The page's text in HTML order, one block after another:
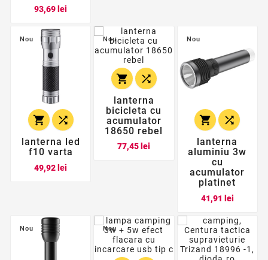
93,69 lei
Nou
 
lanterna led
f10 varta
49,92 lei
Nou
 
lanterna
bicicleta cu
acumulator
18650 rebel
77,45 lei
Nou
 
lanterna
aluminiu 3w
cu
acumulator
platinet
41,91 leiPret
Nou Nou